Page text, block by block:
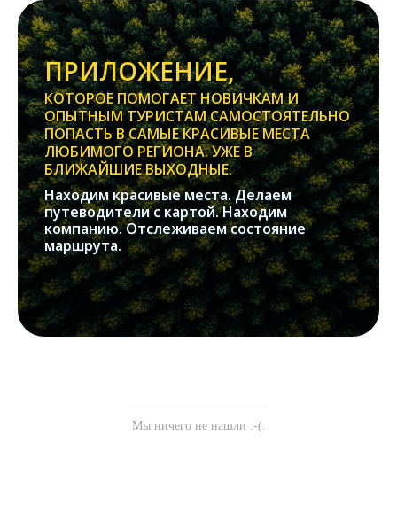
ПРИЛОЖЕНИЕ,
КОТОРОЕ ПОМОГАЕТ НОВИЧКАМ И
ОПЫТНЫМ ТУРИСТАМ САМОСТОЯТЕЛЬНО
ПОПАСТЬ В САМЫЕ КРАСИВЫЕ МЕСТА
ЛЮБИМОГО РЕГИОНА. УЖЕ В
БЛИЖАЙШИЕ ВЫХОДНЫЕ.
Находим красивые места. Делаем
путеводители с картой. Находим
компанию. Отслеживаем состояние
маршрута.
Мы ничего не нашли :-(.